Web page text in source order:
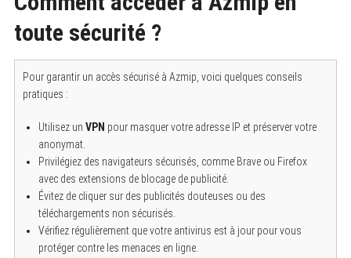
toute sécurité ?
Pour garantir un accès sécurisé à Azmip, voici quelques conseils
pratiques :
Utilisez un VPN pour masquer votre adresse IP et préserver votre
anonymat.
Privilégiez des navigateurs sécurisés, comme Brave ou Firefox
avec des extensions de blocage de publicité.
Évitez de cliquer sur des publicités douteuses ou des
téléchargements non sécurisés.
Vérifiez régulièrement que votre antivirus est à jour pour vous
protéger contre les menaces en ligne.